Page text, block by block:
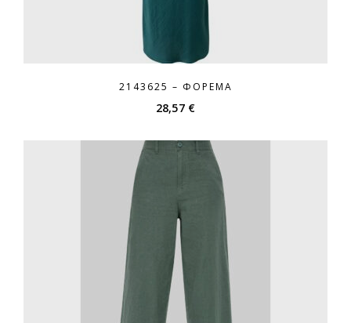
2143625 – ΦΌΡΕΜΑ
28,57 €